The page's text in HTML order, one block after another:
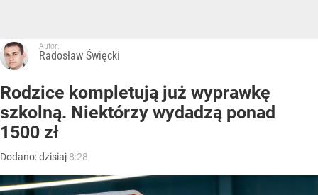
Autor:
Radosław Święcki
Rodzice kompletują już wyprawkę
szkolną. Niektórzy wydadzą ponad
1500 zł
Dodano:dzisiaj 8:28